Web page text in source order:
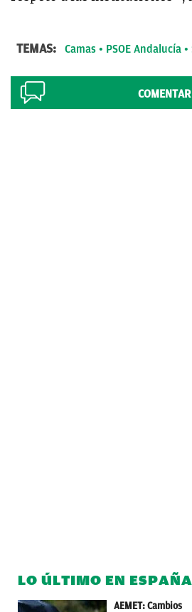
TEMAS: Camas PSOE Andalucía
COMENTAR
LO ÚLTIMO EN ESPAÑA
AEMET: Cambios